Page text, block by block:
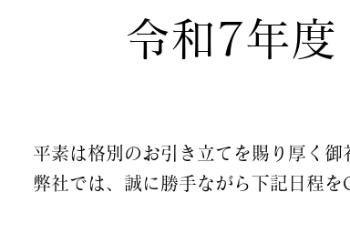
令和7年
平素は格別のお引き立てを賜り厚く御
弊社では、誠に勝手ながら下記日程を